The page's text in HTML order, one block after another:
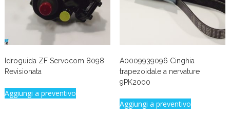
Idroguida ZF Servocom 8098
Revisionata
Aggiungi a preventivo
A0009939096 Cinghia
trapezoidale a nervature
9PK2000
Aggiungi a preventivo